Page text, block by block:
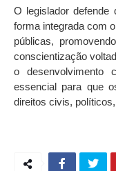
O legislador defende
forma integrada com
públicas,
conscientização
o desenvolvimento
essencial para que
direitos civis,